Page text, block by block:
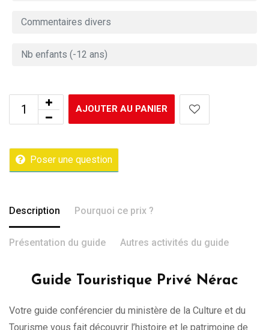
AJOUTER AU PANIER
Poser une question
Description Pourquoi ce prix ?
Présentation du guide Autres activités du guide
Guide Touristique Privé Nérac
Votre guide conférencier du ministère de la Culture et du
Tourisme vous fait découvrir l’histoire et le patrimoine de